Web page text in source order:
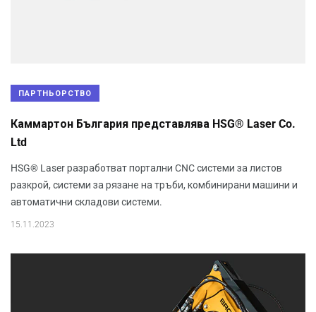
ПАРТНЬОРСТВО
Каммартон България представлява HSG® Laser Co.
Ltd
HSG® Laser разработват портални CNC системи за листов
разкрой, системи за рязане на тръби, комбинирани машини и
автоматични складови системи.
15.11.2023